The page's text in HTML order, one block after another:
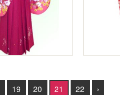
19 20 21 22 ›